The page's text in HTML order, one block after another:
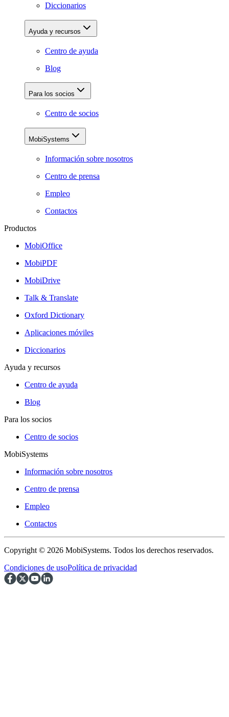
Diccionarios
Ayuda y recursos
Centro de ayuda
Blog
Para los socios
Centro de socios
MobiSystems
Información sobre nosotros
Centro de prensa
Empleo
Contactos
Productos
MobiOffice
MobiPDF
MobiDrive
Talk & Translate
Oxford Dictionary
Aplicaciones móviles
Diccionarios
Ayuda y recursos
Centro de ayuda
Blog
Para los socios
Centro de socios
MobiSystems
Información sobre nosotros
Centro de prensa
Empleo
Contactos
Copyright © 2026 MobiSystems. Todos los derechos reservados.
Condiciones de usoPolítica de privacidad